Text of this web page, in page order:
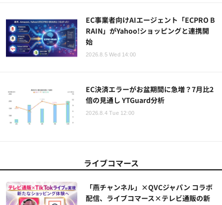
EC事業者向けAIエージェント「ECPRO B
RAIN」がYahoo!ショッピングと連携開
始
2026.8.5 Wed 14:00
EC決済エラーがお盆期間に急増？7月比2
倍の見通し YTGuard分析
2026.8.4 Tue 12:00
ライブコマース
「燕チャンネル」×QVCジャパン コラボ
配信、ライブコマース×テレビ通販の新